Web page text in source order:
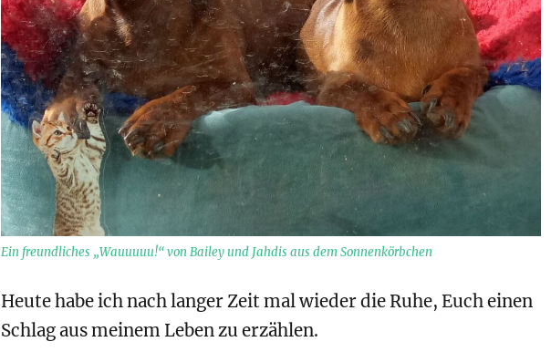
Ein freundliches „Wauuuuu!“ von Bailey und Jahdis aus dem Sonnenkörbchen
Heute habe ich nach langer Zeit mal wieder die Ruhe, Euch einen
Schlag aus meinem Leben zu erzählen.